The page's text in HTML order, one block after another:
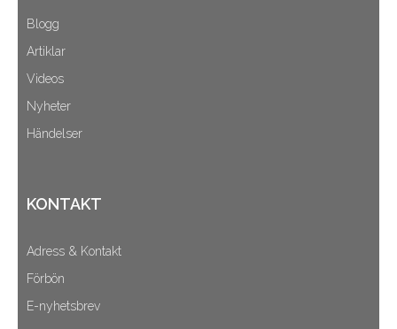
Blogg
Artiklar
Videos
Nyheter
Händelser
KONTAKT
Adress & Kontakt
Förbön
E-nyhetsbrev